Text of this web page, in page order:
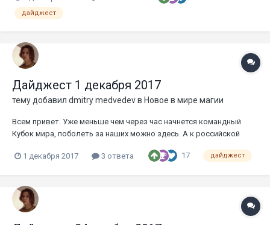
моноредом и 4ц-энергией, но по-разному поделили между ними
дайджест
Дайджест 1 декабря 2017
тему добавил dmitry medvedevв Новое в мире магии
Всем привет. Уже меньше чем через час начнется командный
Кубок мира, поболеть за наших можно здесь. А к российской
— Александр Игошин @barbarossant получил слот на последнем
1 декабря 2017 3 ответа 17 дайджест